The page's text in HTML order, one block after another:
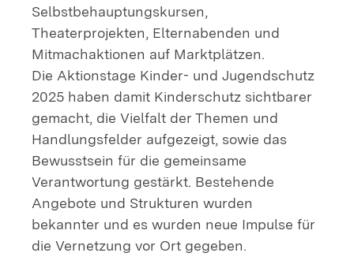
Selbstbehauptungskursen,
Theaterprojekten, Elternabenden und
Mitmachaktionen auf Marktplätzen.
Die Aktionstage Kinder- und Jugendschutz
2025 haben damit Kinderschutz sichtbarer
gemacht, die Vielfalt der Themen und
Handlungsfelder aufgezeigt, sowie das
Bewusstsein für die gemeinsame
Verantwortung gestärkt. Bestehende
Angebote und Strukturen wurden
bekannter und es wurden neue Impulse für
die Vernetzung vor Ort gegeben.